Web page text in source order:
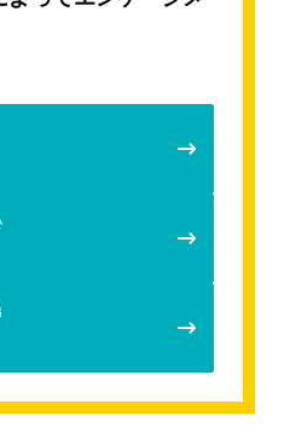
ョン研修
ィング研修
ドセットプログラム
ションAccela
ルの新人フォローアップ（新
ング研修
ソン